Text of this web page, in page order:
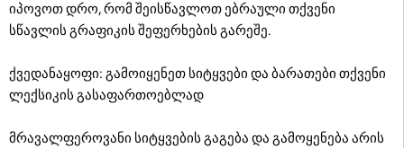
იპოვოთ დრო, რომ შეისწავლოთ ებრაული თქვენი
სწავლის გრაფიკის შეფერხების გარეშე.
ქვედანაყოფი: გამოიყენეთ სიტყვები და ბარათები თქვენი
ლექსიკის გასაფართოებლად
მრავალფეროვანი სიტყვების გაგება და გამოყენება არის